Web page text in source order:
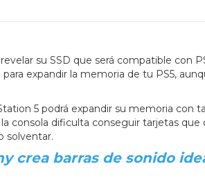
su SSD que será compatible con
para expandir la memoria de tu PS5,
5 podrá expandir su memoria con
consola dificulta conseguir tarjetas
solventar.
crea barras de sonido